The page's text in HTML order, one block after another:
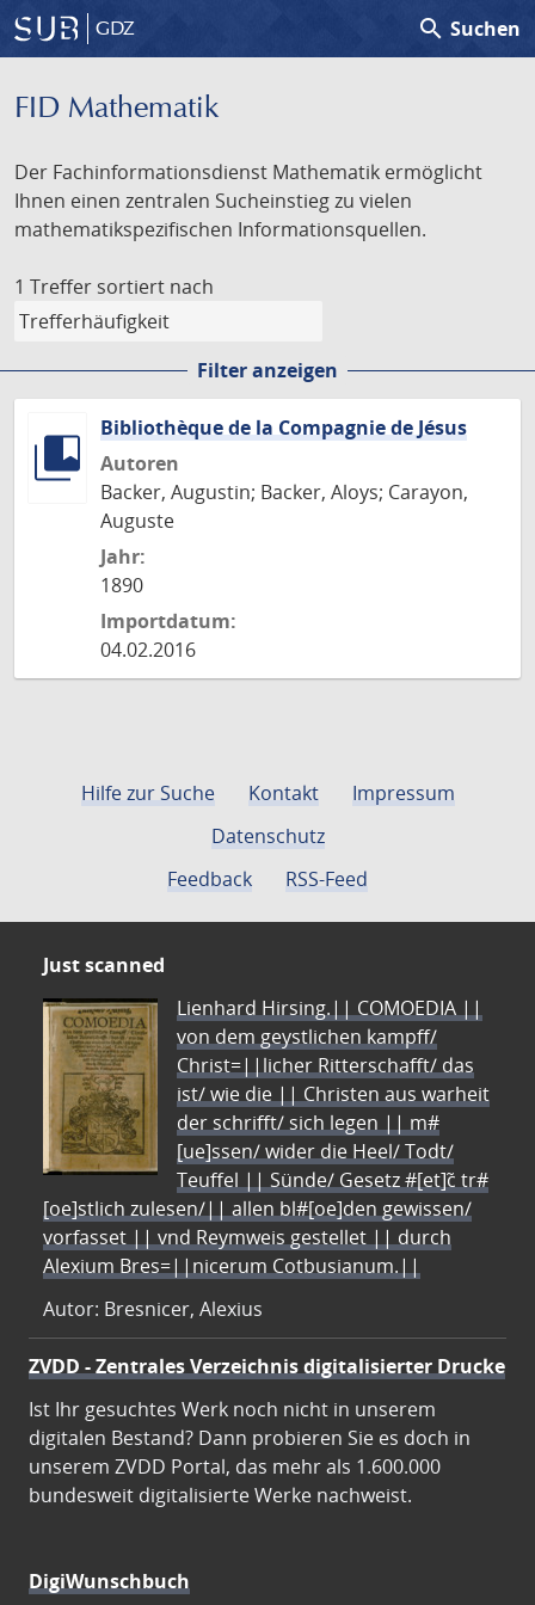
GDZ search Suchen
FID Mathematik
Der Fachinformationsdienst Mathematik ermöglicht
Ihnen einen zentralen Sucheinstieg zu vielen
mathematikspezifischen Informationsquellen.
1 Treffer sortiert nach
Filter anzeigen
Bibliothèque de la Compagnie de Jésus
Autoren
Backer, Augustin; Backer, Aloys; Carayon,
Auguste
Jahr:
1890
Importdatum:
04.02.2016
Hilfe zur Suche Kontakt
Impressum
Datenschutz
Feedback
RSS-Feed
Just scanned
Lienhard Hirsing.|| COMOEDIA ||
von dem geystlichen kampff/
Christ=||licher Ritterschafft/ das
ist/ wie die || Christen aus warheit
der schrifft/ sich legen || m#
[ue]ssen/ wider die Heel/ Todt/
Teuffel || Sünde/ Gesetz #[et]c̃ tr#
[oe]stlich zulesen/|| allen bl#[oe]den gewissen/
vorfasset || vnd Reymweis gestellet || durch
Alexium Bres=||nicerum Cotbusianum.||
Autor: Bresnicer, Alexius
ZVDD - Zentrales Verzeichnis digitalisierter Drucke
Ist Ihr gesuchtes Werk noch nicht in unserem
digitalen Bestand? Dann probieren Sie es doch in
unserem ZVDD Portal, das mehr als 1.600.000
bundesweit digitalisierte Werke nachweist.
DigiWunschbuch